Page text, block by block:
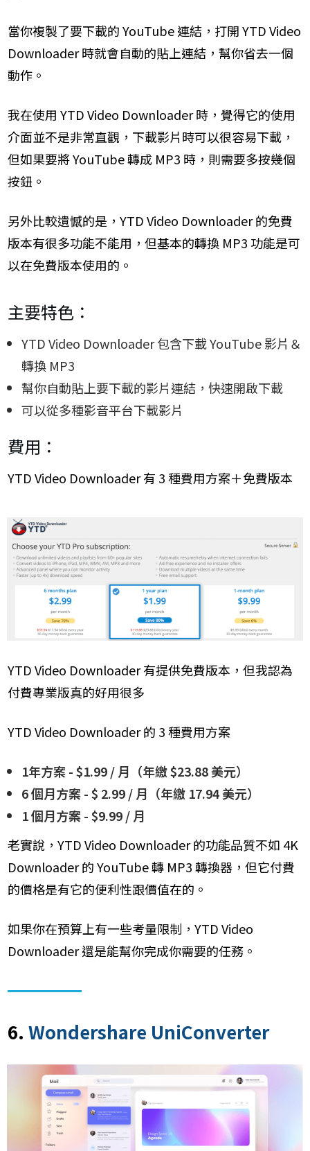
當你複製了要下載的 YouTube 連結，打開 YTD Video
Downloader 時就會自動的貼上連結，幫你省去一個
動作。
我在使用 YTD Video Downloader 時，覺得它的使用
介面並不是非常直觀，下載影片時可以很容易下載，
但如果要將 YouTube 轉成 MP3 時，則需要多按幾個
按鈕。
另外比較遺憾的是，YTD Video Downloader 的免費
版本有很多功能不能用，但基本的轉換 MP3 功能是可
以在免費版本使用的。
主要特色：
YTD Video Downloader 包含下載 YouTube 影片＆
轉換 MP3
幫你自動貼上要下載的影片連結，快速開啟下載
可以從多種影音平台下載影片
費用：
YTD Video Downloader 有 3 種費用方案＋免費版本
YTD Video Downloader 有提供免費版本，但我認為
付費專業版真的好用很多
YTD Video Downloader 的 3 種費用方案
1年方案 - $1.99 / 月（年繳 $23.88 美元）
6 個月方案 - $ 2.99 / 月（年繳 17.94 美元）
1 個月方案 - $9.99 / 月
老實說，YTD Video Downloader 的功能品質不如 4K
Downloader 的 YouTube 轉 MP3 轉換器，但它付費
的價格是有它的便利性跟價值在的。
如果你在預算上有一些考量限制，YTD Video
Downloader 還是能幫你完成你需要的任務。
6. Wondershare UniConverter